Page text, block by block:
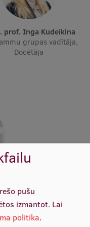
prof. Inga Kudeikina
grupas vadītāja,
Docētāja
pušu
izmantot. Lai
politika.